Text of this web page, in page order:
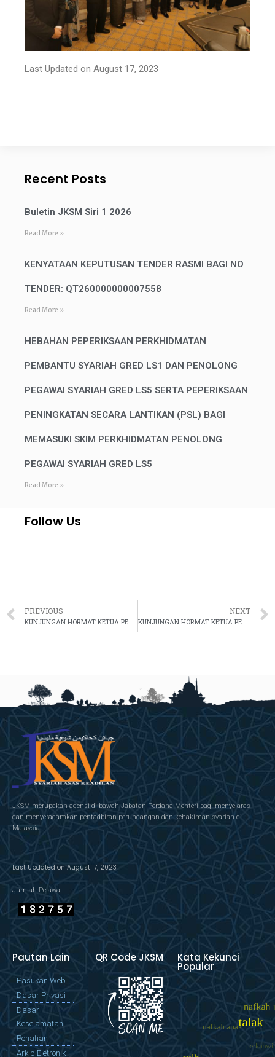
Last Updated on August 17, 2023
Recent Posts
Buletin JKSM Siri 1 2026
Read More »
KENYATAAN KEPUTUSAN TENDER RASMI BAGI NO
TENDER: QT260000000007558
Read More »
HEBAHAN PEPERIKSAAN PERKHIDMATAN
PEMBANTU SYARIAH GRED LS1 DAN PENOLONG
PEGAWAI SYARIAH GRED LS5 SERTA PEPERIKSAAN
PENINGKATAN SECARA LANTIKAN (PSL) BAGI
MEMASUKI SKIM PERKHIDMATAN PENOLONG
PEGAWAI SYARIAH GRED LS5
Read More »
Follow Us
PREVIOUS
KUNJUNGAN HORMAT KETUA PENGARAH JKSM KE ATAS DUTA REPUBLIK ARAB MESIR
NEXT
KUNJUNGAN HORMAT KETUA PENGARAH/KETUA HAKIM SYARIE JKSM KE ATAS KETUA PENGARAH PERKHIDMATAN AWAM MALAYSIA
JKSM merupakan agensi di bawah Jabatan Perdana Menteri bagi menyelaras
dan menyeragamkan pentadbiran perundangan dan kehakiman syariah di
Malaysia.
Last Updated on August 17, 2023
Jumlah Pelawat
Pautan Lain
Pasukan Web
Dasar Privasi
Dasar
Keselamatan
Penafian
Arkib Eletronik
QR Code JKSM Kata Kekunci
Popular